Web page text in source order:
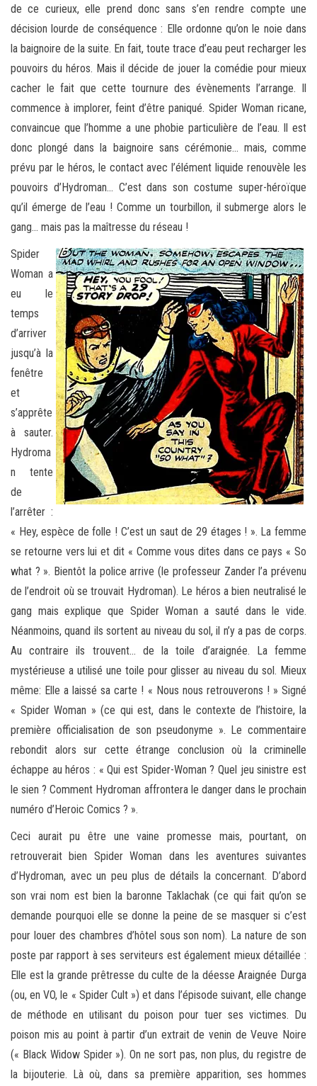
de ce curieux, elle prend donc sans s’en rendre compte une
décision lourde de conséquence : Elle ordonne qu’on le noie dans
la baignoire de la suite. En fait, toute trace d’eau peut recharger les
pouvoirs du héros. Mais il décide de jouer la comédie pour mieux
cacher le fait que cette tournure des évènements l’arrange. Il
commence à implorer, feint d’être paniqué. Spider Woman ricane,
convaincue que l’homme a une phobie particulière de l’eau. Il est
donc plongé dans la baignoire sans cérémonie… mais, comme
prévu par le héros, le contact avec l’élément liquide renouvèle les
pouvoirs d’Hydroman… C’est dans son costume super-héroïque
qu’il émerge de l’eau ! Comme un tourbillon, il submerge alors le
gang… mais pas la maîtresse du réseau !
Spider
Woman a
eu le
temps
d’arriver
jusqu’à la
fenêtre
et
s’apprête
à sauter.
Hydroma
n tente
de
l’arrêter :
« Hey, espèce de folle ! C’est un saut de 29 étages ! ». La femme
se retourne vers lui et dit « Comme vous dites dans ce pays « So
what ? ». Bientôt la police arrive (le professeur Zander l’a prévenu
de l’endroit où se trouvait Hydroman). Le héros a bien neutralisé le
gang mais explique que Spider Woman a sauté dans le vide.
Néanmoins, quand ils sortent au niveau du sol, il n’y a pas de corps.
Au contraire ils trouvent… de la toile d’araignée. La femme
mystérieuse a utilisé une toile pour glisser au niveau du sol. Mieux
même: Elle a laissé sa carte ! « Nous nous retrouverons ! » Signé
« Spider Woman » (ce qui est, dans le contexte de l’histoire, la
première officialisation de son pseudonyme ». Le commentaire
rebondit alors sur cette étrange conclusion où la criminelle
échappe au héros : « Qui est Spider-Woman ? Quel jeu sinistre est
le sien ? Comment Hydroman affrontera le danger dans le prochain
numéro d’Heroic Comics ? ».
Ceci aurait pu être une vaine promesse mais, pourtant, on
retrouverait bien Spider Woman dans les aventures suivantes
d’Hydroman, avec un peu plus de détails la concernant. D’abord
son vrai nom est bien la baronne Taklachak (ce qui fait qu’on se
demande pourquoi elle se donne la peine de se masquer si c’est
pour louer des chambres d’hôtel sous son nom). La nature de son
poste par rapport à ses serviteurs est également mieux détaillée :
Elle est la grande prêtresse du culte de la déesse Araignée Durga
(ou, en VO, le « Spider Cult ») et dans l’épisode suivant, elle change
de méthode en utilisant du poison pour tuer ses victimes. Du
poison mis au point à partir d’un extrait de venin de Veuve Noire
(« Black Widow Spider »). On ne sort pas, non plus, du registre de
la bijouterie. Là où, dans sa première apparition, ses hommes